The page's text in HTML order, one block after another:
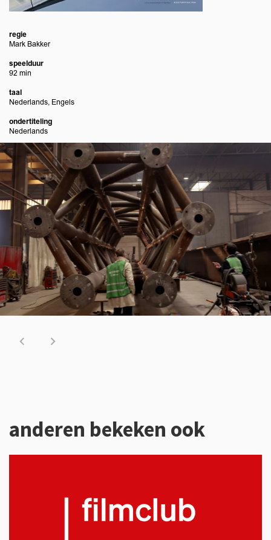
regie
Mark Bakker
speelduur
92 min
taal
Nederlands, Engels
ondertiteling
Nederlands
Overslaan
anderen bekeken ook